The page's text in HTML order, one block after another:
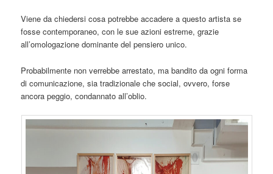
Viene da chiedersi cosa potrebbe accadere a questo artista se
fosse contemporaneo, con le sue azioni estreme, grazie
all’omologazione dominante del pensiero unico.
Probabilmente non verrebbe arrestato, ma bandito da ogni forma
di comunicazione, sia tradizionale che social, ovvero, forse
ancora peggio, condannato all’oblio.